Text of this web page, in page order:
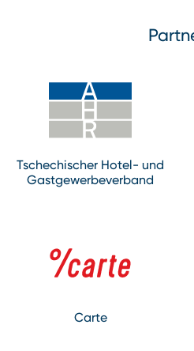
Tschechischer Hotel- und
Gastgewerbeverband
Carte